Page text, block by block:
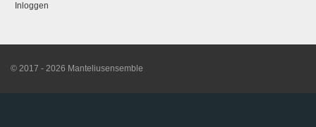
Inloggen
© 2017 - 2026 Manteliusensemble